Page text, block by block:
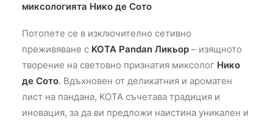
миксологията Нико де Сото
Потопете се в изключително сетивно
преживяване с KOTA Pandan Ликьор – изящното
творение на световно признатия миксолог Нико
де Сото. Вдъхновен от деликатния и ароматен
лист на пандана, KOTA съчетава традиция и
иновация, за да ви предложи наистина уникален и